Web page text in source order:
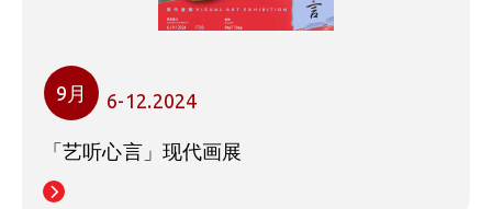
9月 6-12.2024
「艺听心言」现代画展